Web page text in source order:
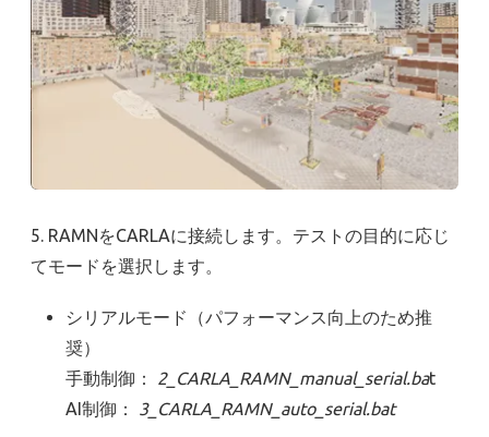
5. RAMNをCARLAに接続します。テストの目的に応じ
てモードを選択します。
シリアルモード（パフォーマンス向上のため推
奨）
手動制御： 2_CARLA_RAMN_manual_serial.bat
AI制御： 3_CARLA_RAMN_auto_serial.bat